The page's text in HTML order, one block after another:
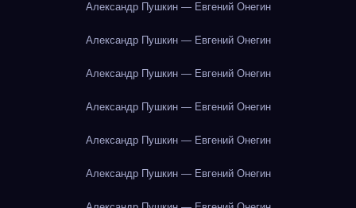
Александр Пушкин — Евгений Онегин
Александр Пушкин — Евгений Онегин
Александр Пушкин — Евгений Онегин
Александр Пушкин — Евгений Онегин
Александр Пушкин — Евгений Онегин
Александр Пушкин — Евгений Онегин